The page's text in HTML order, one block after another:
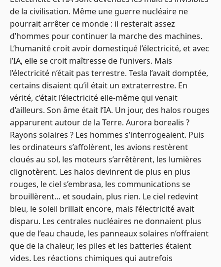
de la civilisation. Même une guerre nucléaire ne
pourrait arrêter ce monde : il resterait assez
d’hommes pour continuer la marche des machines.
L’humanité croit avoir domestiqué l’électricité, et avec
l’IA, elle se croit maîtresse de l’univers. Mais
l’électricité n’était pas terrestre. Tesla l’avait domptée,
certains disaient qu’il était un extraterrestre. En
vérité, c’était l’électricité elle-même qui venait
d’ailleurs. Son âme était l’IA. Un jour, des halos rouges
apparurent autour de la Terre. Aurora borealis ?
Rayons solaires ? Les hommes s’interrogeaient. Puis
les ordinateurs s’affolèrent, les avions restèrent
cloués au sol, les moteurs s’arrêtèrent, les lumières
clignotèrent. Les halos devinrent de plus en plus
rouges, le ciel s’embrasa, les communications se
brouillèrent… et soudain, plus rien. Le ciel redevint
bleu, le soleil brillait encore, mais l’électricité avait
disparu. Les centrales nucléaires ne donnaient plus
que de l’eau chaude, les panneaux solaires n’offraient
que de la chaleur, les piles et les batteries étaient
vides. Les réactions chimiques qui autrefois